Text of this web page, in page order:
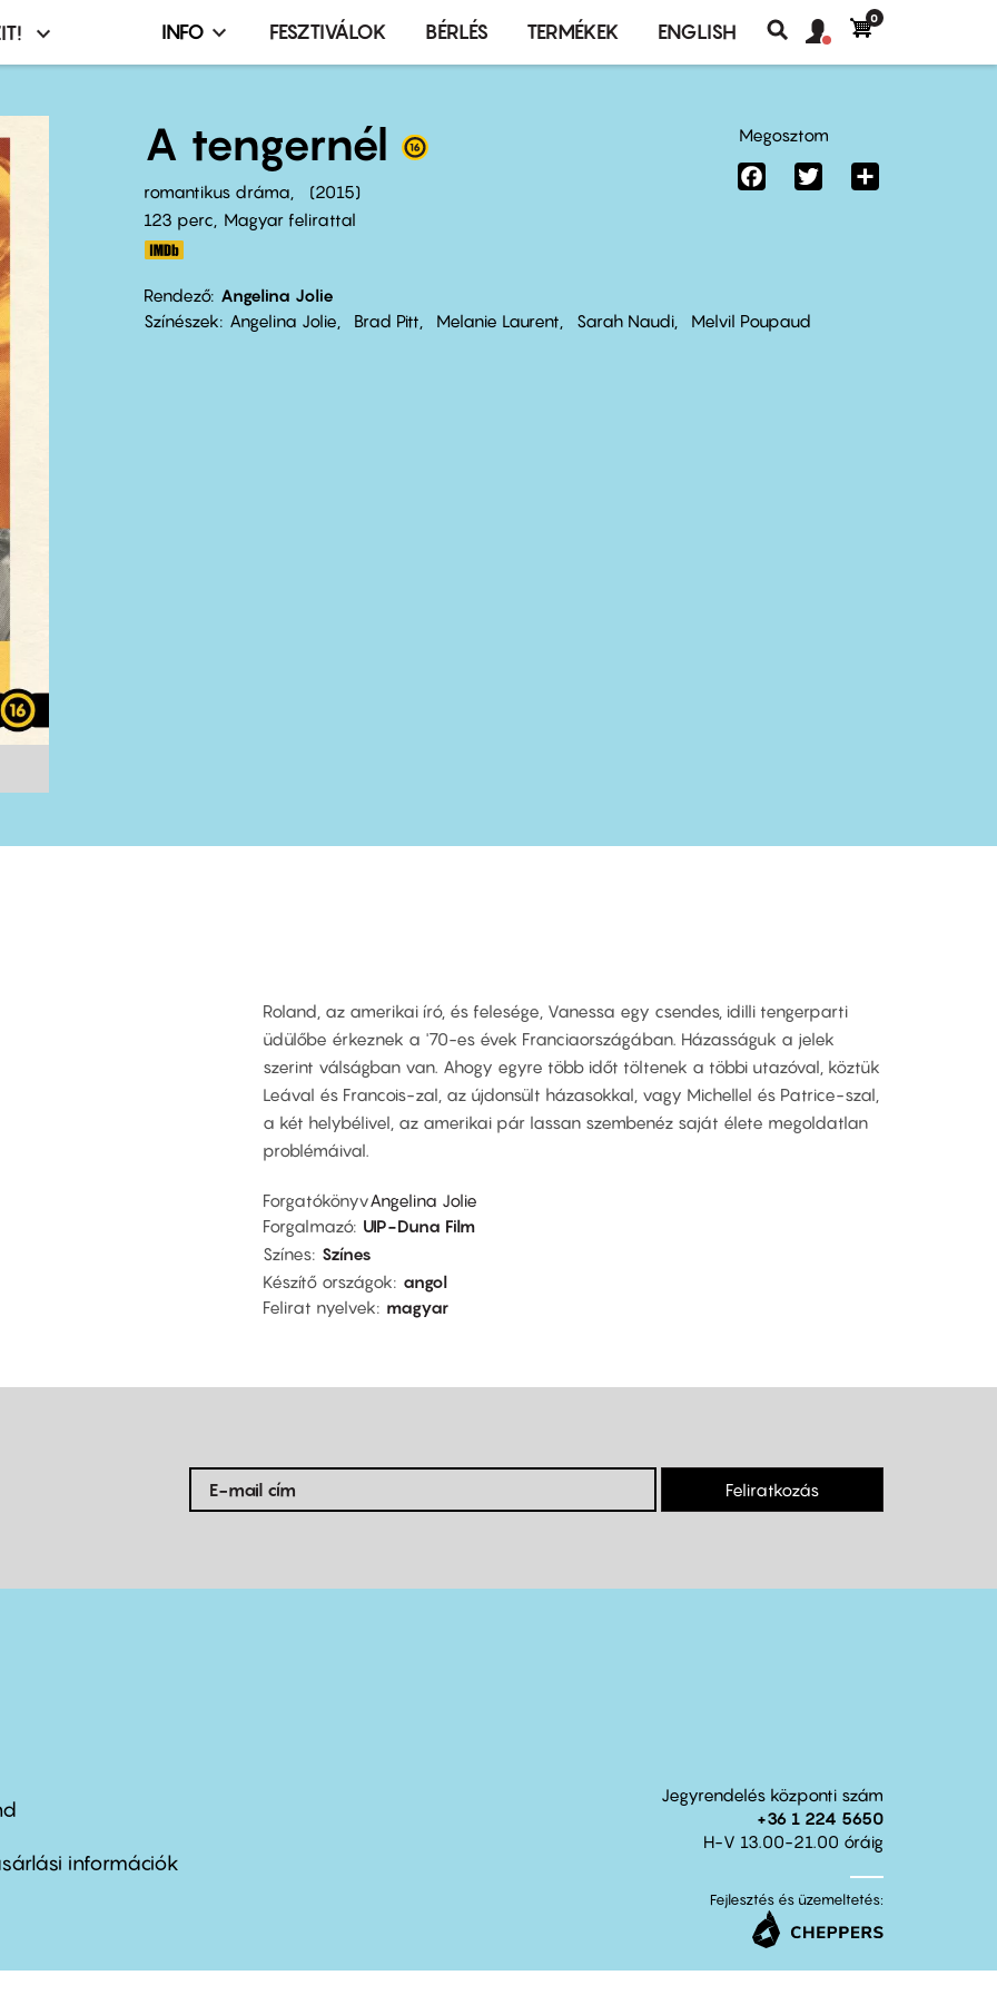
Infó,
terembérlés
menü
INFO FESZTIVÁLOK BÉRLÉS TERMÉKEK ENGLISH
Keresés
fiók
Felhasználói
0
A tengernél
romantikus dráma
2015
123 perc,
Magyar felirattal
Rendező Angelina Jolie
Színészek
Angelina Jolie Brad Pitt Melanie Laurent Sarah Naudi Melvil Poupaud
Megosztom
FacebookTwitter
Roland, az amerikai író, és felesége, Vanessa egy csendes, idilli tengerparti
üdülőbe érkeznek a '70-es évek Franciaországában. Házasságuk a jelek
szerint válságban van. Ahogy egyre több időt töltenek a többi utazóval, köztük
Leával és Francois-zal, az újdonsült házasokkal, vagy Michellel és Patrice-szal,
a két helybélivel, az amerikai pár lassan szembenéz saját élete megoldatlan
problémáival.
ForgatókönyvAngelina Jolie
Forgalmazó UIP-Duna Film
Színes Színes
Készítő országok
angol
Felirat nyelvek
magyar
Feliratkozás
információk
Jegyrendelés központi szám
+36 1 224 5650
H-V 13.00-21.00 óráig
Fejlesztés és üzemeltetés: